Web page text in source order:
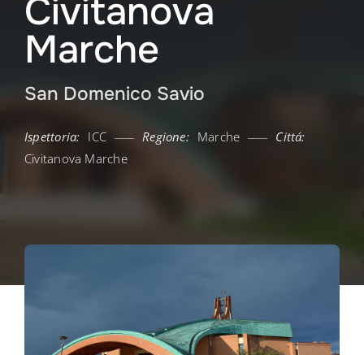
Civitanova
Marche
San Domenico Savio
Ispettoria: ICC Regione: Marche
Cittá:
Civitanova Marche